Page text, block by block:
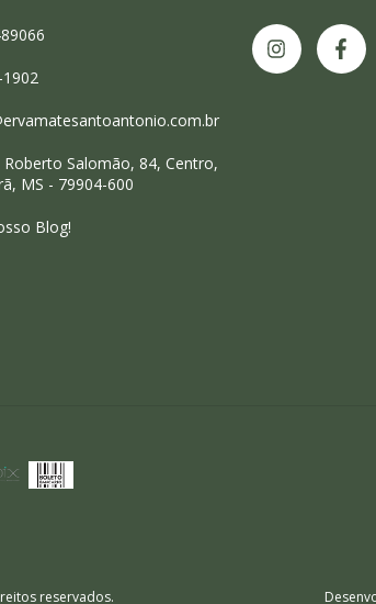
Roberto Salomão, 84, Centro,
MS - 79904-600
Blog!
reservados.